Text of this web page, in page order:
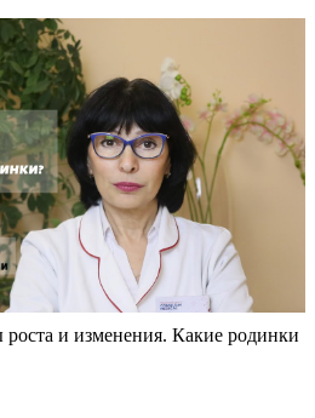
и изменения. Какие родинки